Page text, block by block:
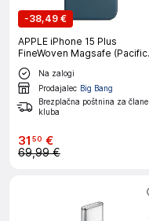
-38,49 €
APPLE iPhone 15 Plus
FineWoven Magsafe (Pacific
Blue) ovitek
Na zalogi
Prodajalec Big Bang
Brezplačna poštnina za člane
kluba
31 50 €
69,99 €